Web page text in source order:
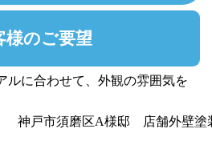
様のご要望
ルに合わせて、外観の雰囲気を